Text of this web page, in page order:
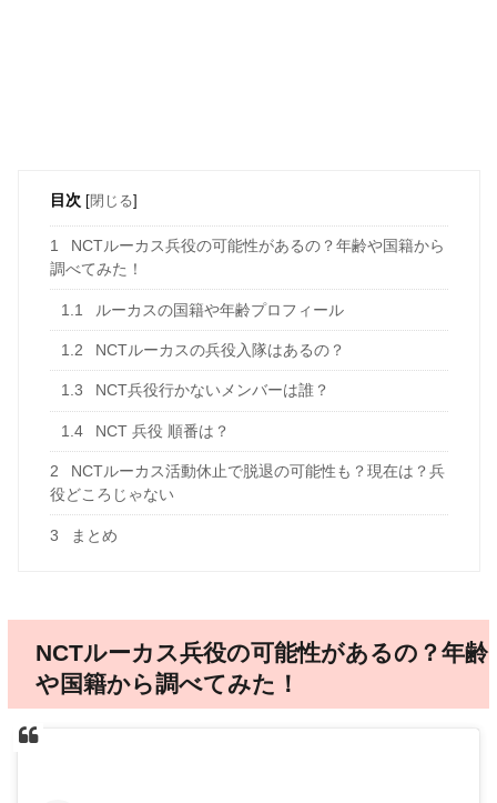
目次 [閉じる]
1
NCTルーカス兵役の可能性があるの？年齢や国籍から
調べてみた！
1.1 ルーカスの国籍や年齢プロフィール
1.2 NCTルーカスの兵役入隊はあるの？
1.3 NCT兵役行かないメンバーは誰？
1.4 NCT 兵役 順番は？
2
NCTルーカス活動休止で脱退の可能性も？現在は？兵
役どころじゃない
3 まとめ
NCTルーカス兵役の可能性があるの？年齢
や国籍から調べてみた！